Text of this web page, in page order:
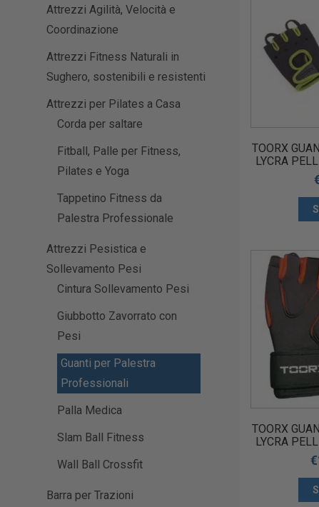
Attrezzi Agilità, Velocità e
Coordinazione
Attrezzi Fitness Naturali in
Sughero, sostenibili e resistenti
Attrezzi per Pilates a Casa
Corda per saltare
Fitball, Palle per Fitness,
Pilates e Yoga
Tappetino Fitness da
Palestra Professionale
Attrezzi Pesistica e
Sollevamento Pesi
Cintura Sollevamento Pesi
Giubbotto Zavorrato con
Pesi
Guanti per Palestra
Professionali
Palla Medica
Slam Ball Fitness
Wall Ball Crossfit
Barra per Trazioni
TOORX
LYCRA
PER
TOORX
LYCRA
PER
AHF-088 €